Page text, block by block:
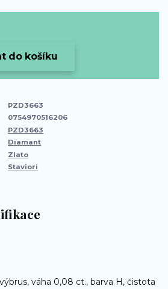
do košíku
PZD3663
0754970516206
PZD3663
Diamant
Zlato
Staviori
váha 0,08 ct., barva H, čistota